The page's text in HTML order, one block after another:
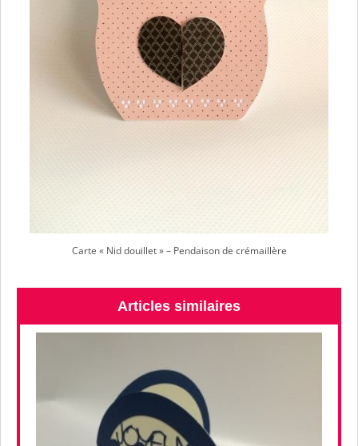
Carte « Nid douillet » – Pendaison de crémaillère
Articles similaires